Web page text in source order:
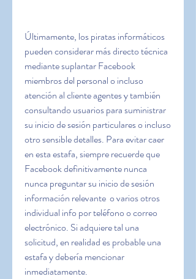
Últimamente, los piratas informáticos
pueden considerar más directo técnica
mediante suplantar Facebook
miembros del personal o incluso
atención al cliente agentes y también
consultando usuarios para suministrar
su inicio de sesión particulares o incluso
otro sensible detalles. Para evitar caer
en esta estafa, siempre recuerde que
Facebook definitivamente nunca
nunca preguntar su inicio de sesión
información relevante  o varios otros
individual info por teléfono o correo
electrónico. Si adquiere tal una
solicitud, en realidad es probable una
estafa y debería mencionar
inmediatamente.